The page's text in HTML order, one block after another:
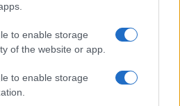
to enable storage
of the website or app.
to enable storage
$3,407.11